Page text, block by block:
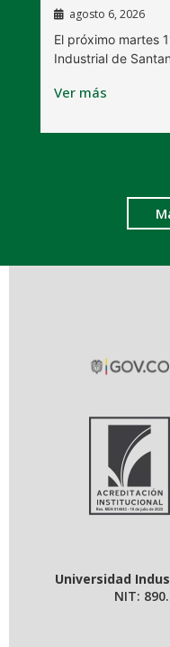
agosto 6, 2026
El próximo martes
Industrial de
Ver más